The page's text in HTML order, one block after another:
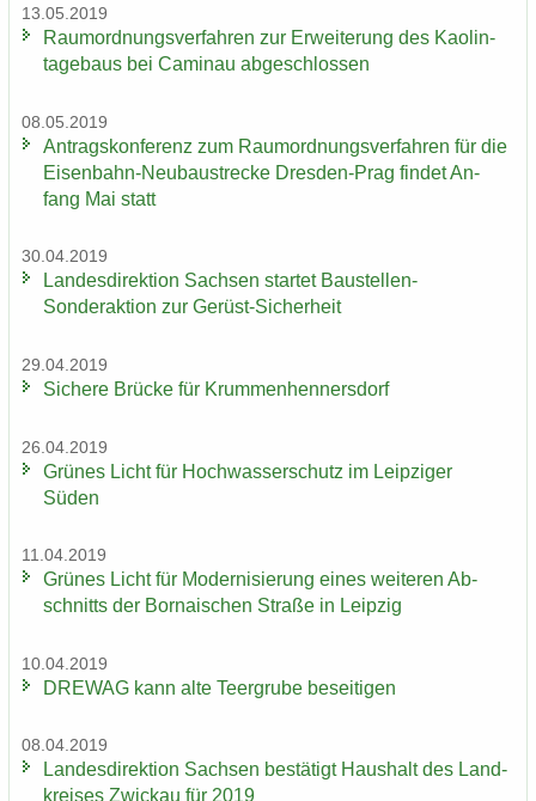
13.05.2019
Raum­ord­nungs­ver­fah­ren zur Er­wei­te­rung des Kao­lin­
ta­ge­baus bei Ca­min­au ab­ge­schlos­sen
08.05.2019
An­trags­kon­fe­renz zum Raum­ord­nungs­ver­fah­ren für die
Eisenbahn-​Neubaustrecke Dresden-​Prag fin­det An­
fang Mai statt
30.04.2019
Lan­des­di­rek­ti­on Sach­sen star­tet Baustellen-​
Sonderaktion zur Gerüst-​Sicherheit
29.04.2019
Si­che­re Brü­cke für Krum­men­hen­ners­dorf
26.04.2019
Grü­nes Licht für Hoch­was­ser­schutz im Leip­zi­ger
Süden
11.04.2019
Grü­nes Licht für Mo­der­ni­sie­rung eines wei­te­ren Ab­
schnitts der Bor­na­i­schen Stra­ße in Leip­zig
10.04.2019
DRE­WAG kann alte Teergru­be be­sei­ti­gen
08.04.2019
Lan­des­di­rek­ti­on Sach­sen be­stä­tigt Haus­halt des Land­
krei­ses Zwi­ckau für 2019